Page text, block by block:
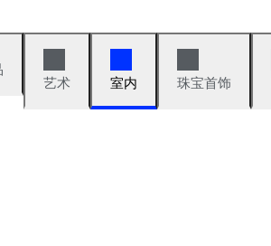
艺术
室内 珠宝首饰